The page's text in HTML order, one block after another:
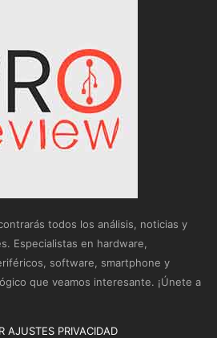
todos los análisis, noticias y
Especialistas en hardware,
software, smartphone y
que veamos interesante. ¡Únete a
AJUSTES PRIVACIDAD